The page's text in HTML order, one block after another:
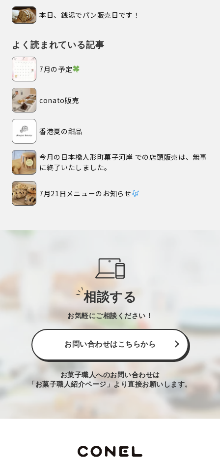
本日、銭湯でパン販売日です！
よく読まれている記事
7月の予定
conato販売
香港夏の甜品
今月の日本橋人形町菓子河岸 での店頭販売は、無事
に終了いたしました。
7月21日メニューのお知らせ
相談する
お気軽にご相談ください！
お問い合わせはこちらから
お菓子職人へのお問い合わせは
「お菓子職人紹介ページ」より直接お願いします。